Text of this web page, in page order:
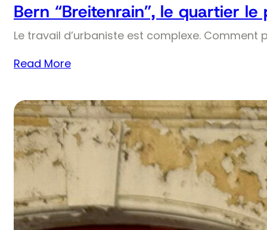
Bern “Breitenrain”, le quartier
Le travail d’urbaniste est complexe. Comment
Read More